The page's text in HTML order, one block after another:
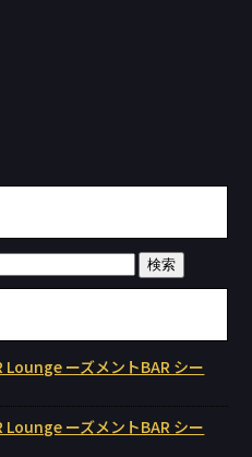
Lounge ーズメントBAR シー
Lounge ーズメントBAR シー